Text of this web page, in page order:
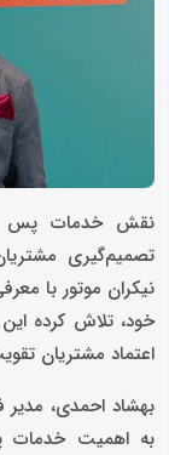
نقش خدمات پس از
تصمیم‌گیری
خود، تلاش کرده
اعتماد مشتریان
بهشاد احمدی، مدیر
به اهمیت خدمات